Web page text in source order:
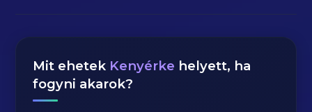
Mit ehetek Kenyérke helyett, ha
fogyni akarok?